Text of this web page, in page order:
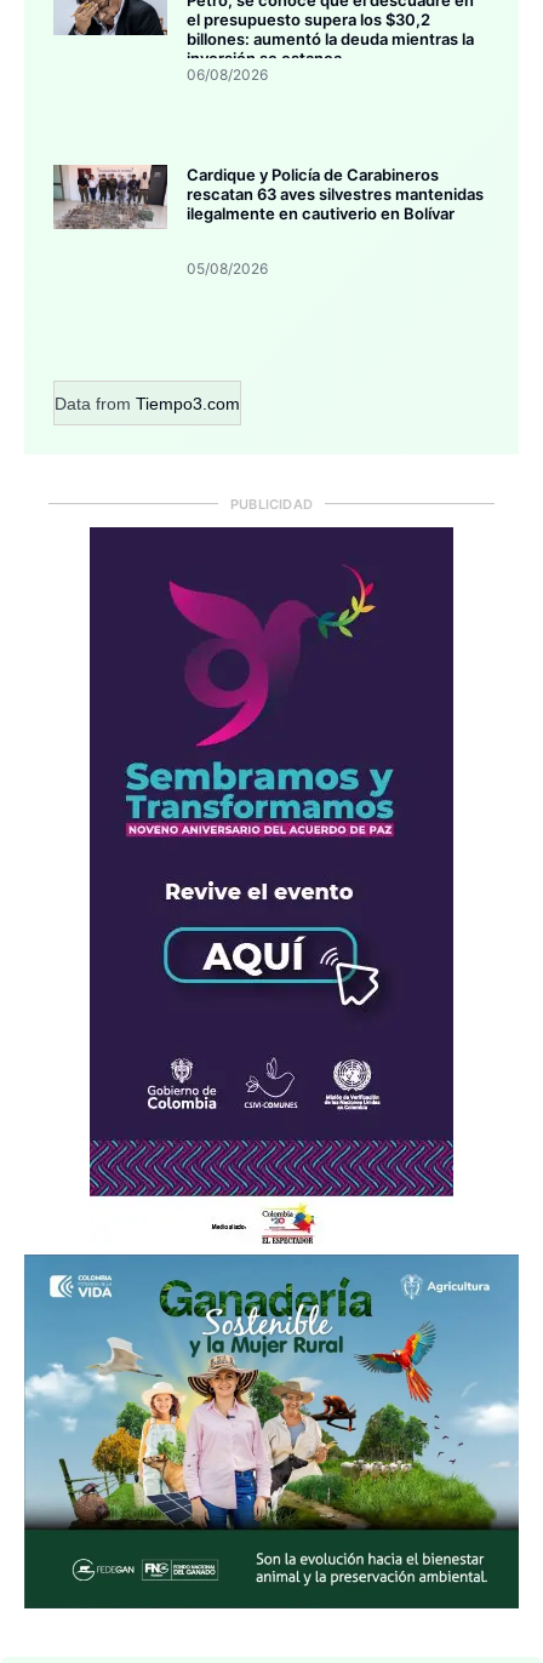
el presupuesto supera los $30,2
billones: aumentó la deuda mientras la
inversión se estanca
06/08/2026
Cardique y Policía de Carabineros
rescatan 63 aves silvestres mantenidas
ilegalmente en cautiverio en Bolívar
05/08/2026
Data from Tiempo3.com
PUBLICIDAD